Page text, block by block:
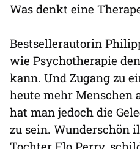
Was denkt eine
Bestsellerautorin
wie Psychotherapie
kann. Und Zugang zu
heute mehr Menschen
hat man jedoch die
zu sein. Wunderschön